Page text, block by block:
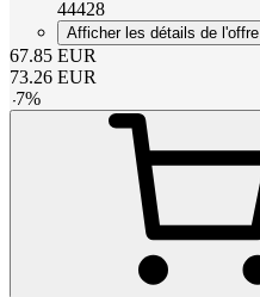
44428
Afficher les détails de l'offre
67.85 EUR
73.26 EUR
-7%